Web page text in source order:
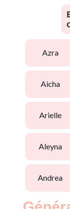
azra
aicha
arielle
aleyna
andrea